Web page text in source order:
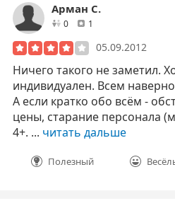
Арман С.
0друзей1
05.09.2012
Ничего такого не заметил.
индивидуален. Всем
А если кратко обо всём -
цены, старание персонала
4+. ... читать дальше
Полезный